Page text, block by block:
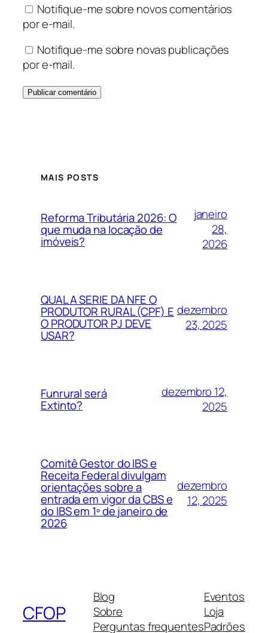
Notifique-me sobre novos comentários
por e-mail.
Notifique-me sobre novas publicações
por e-mail.
MAIS POSTS
Reforma Tributária 2026: O
que muda na locação de
imóveis?
janeiro
28,
2026
QUAL A SERIE DA NFE O
PRODUTOR RURAL (CPF) E
O PRODUTOR PJ DEVE
USAR?
dezembro
23, 2025
Funrural será
Extinto?
dezembro 12,
2025
Comitê Gestor do IBS e
Receita Federal divulgam
orientações sobre a
entrada em vigor da CBS e
do IBS em 1º de janeiro de
2026
dezembro
12, 2025
CFOP
Blog
Sobre
Perguntas frequentes
Eventos
Loja
Padrões